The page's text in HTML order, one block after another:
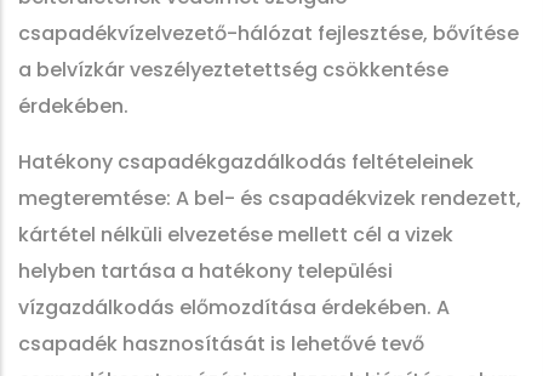
csapadékvízelvezető-hálózat fejlesztése, bővítése
a belvízkár veszélyeztetettség csökkentése
érdekében.
Hatékony csapadékgazdálkodás feltételeinek
megteremtése: A bel- és csapadékvizek rendezett,
kártétel nélküli elvezetése mellett cél a vizek
helyben tartása a hatékony települési
vízgazdálkodás előmozdítása érdekében. A
csapadék hasznosítását is lehetővé tevő